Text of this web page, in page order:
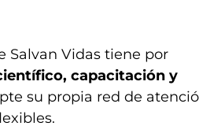
Salvan Vidas tiene por
capacitación y
su propia red de